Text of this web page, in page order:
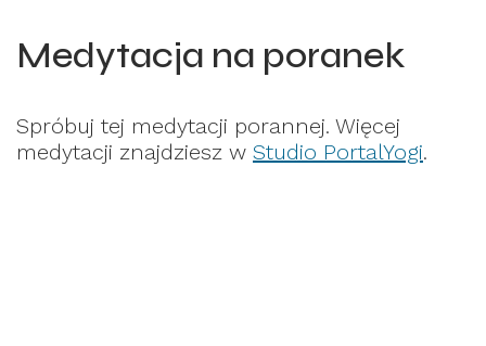
Medytacja na poranek
Spróbuj tej medytacji porannej. Więcej
medytacji znajdziesz w Studio PortalYogi.